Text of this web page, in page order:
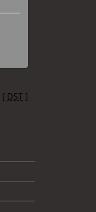
[ DST]